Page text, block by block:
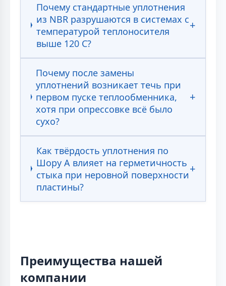
Почему стандартные уплотнения
из NBR разрушаются в системах с
температурой теплоносителя
выше 120 С?
Почему после замены
уплотнений возникает течь при
первом пуске теплообменника,
хотя при опрессовке всё было
сухо?
Как твёрдость уплотнения по
Шору А влияет на герметичность
стыка при неровной поверхности
пластины?
Преимущества нашей
компании